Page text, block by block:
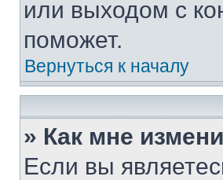
или выходом с
поможет.
Вернуться к началу
» Как мне
Если вы